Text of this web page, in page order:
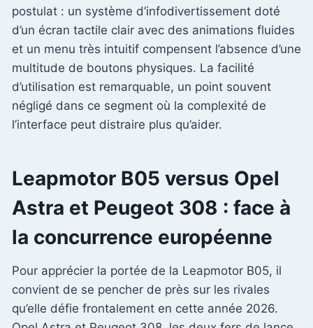
postulat : un système d’infodivertissement doté
d’un écran tactile clair avec des animations fluides
et un menu très intuitif compensent l’absence d’une
multitude de boutons physiques. La facilité
d’utilisation est remarquable, un point souvent
négligé dans ce segment où la complexité de
l’interface peut distraire plus qu’aider.
Leapmotor B05 versus Opel
Astra et Peugeot 308 : face à
la concurrence européenne
Pour apprécier la portée de la Leapmotor B05, il
convient de se pencher de près sur les rivales
qu’elle défie frontalement en cette année 2026.